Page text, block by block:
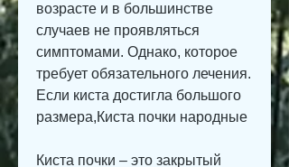
возрасте и в большинстве
случаев не проявляться
симптомами. Однако, которое
требует обязательного лечения.
Если киста достигла большого
размера,Киста почки народные
Киста почки – это закрытый